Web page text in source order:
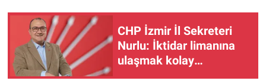
CHP İzmir İl Sekreteri
Nurlu: İktidar limanına
ulaşmak kolay